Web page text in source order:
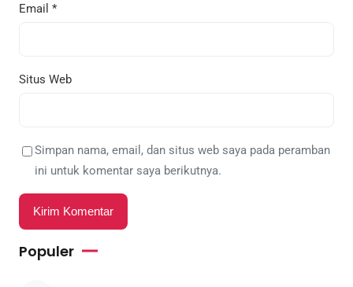
Email *
Situs Web
Simpan nama, email, dan situs web saya pada peramban
ini untuk komentar saya berikutnya.
Populer